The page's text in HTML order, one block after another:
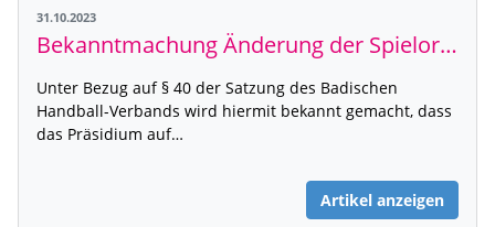
31.10.2023
Bekanntmachung Änderung der Spielordnung
Unter Bezug auf § 40 der Satzung des Badischen
Handball-Verbands wird hiermit bekannt gemacht, dass
das Präsidium auf…
Artikel anzeigen